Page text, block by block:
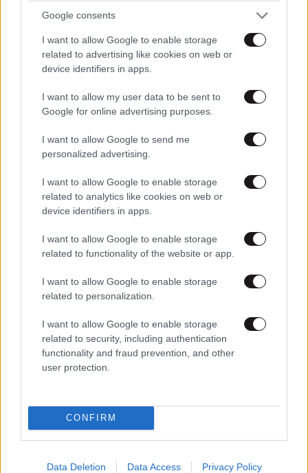
Google consents
I want to allow Google to enable storage
related to advertising like cookies on web or
device identifiers in apps.
I want to allow my user data to be sent to
Google for online advertising purposes.
I want to allow Google to send me
personalized advertising.
I want to allow Google to enable storage
related to analytics like cookies on web or
device identifiers in apps.
I want to allow Google to enable storage
related to functionality of the website or app.
I want to allow Google to enable storage
related to personalization.
I want to allow Google to enable storage
related to security, including authentication
functionality and fraud prevention, and other
user protection.
CONFIRM
Data Deletion Data Access Privacy Policy
Συναγερμός στη Γερμανία με άγνωστα drones
πάνω από βάση όπου συντηρούνται συστήματα
Ακολουθήστε το NEWSBEASTστοGoogle News
και μάθετε πρώτοι όλες τις ειδήσεις